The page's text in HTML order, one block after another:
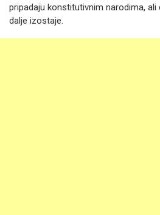
pripadaju konstitutivnim narodima, ali
dalje izostaje.